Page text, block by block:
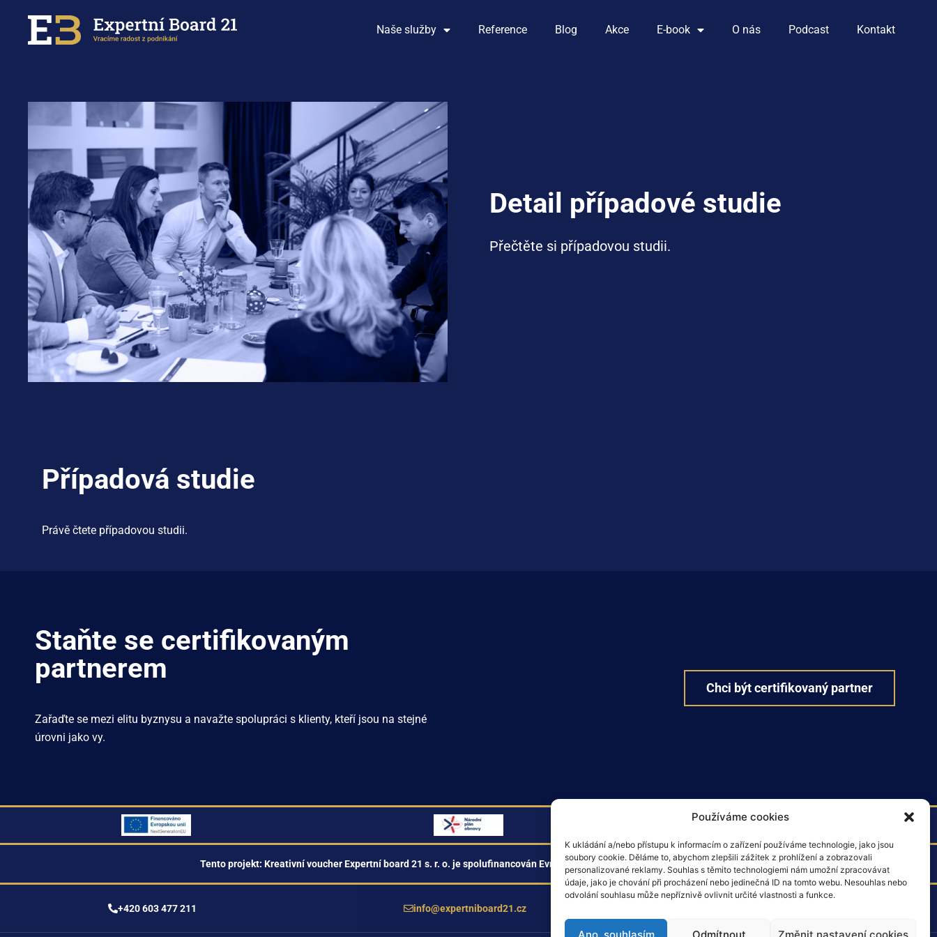
Používáme cookies
K ukládání a/nebo přístupu k informacím o zařízení používáme technologie, jako jsou
soubory cookie. Děláme to, abychom zlepšili zážitek z prohlížení a zobrazovali
personalizované reklamy. Souhlas s těmito technologiemi nám umožní zpracovávat
údaje, jako je chování při procházení nebo jedinečná ID na tomto webu. Nesouhlas nebo
odvolání souhlasu může nepříznivě ovlivnit určité vlastnosti a funkce.
Ano, souhlasím Odmítnout Změnit nastavení cookies
Naše služby Reference Blog Akce E-book O nás Podcast Kontakt
Detail případové studie
Přečtěte si případovou studii.
Případová studie
Právě čtete případovou studii.
Staňte se certifikovaným
partnerem
Zařaďte se mezi elitu byznysu a navažte spolupráci s klienty, kteří jsou na stejné
úrovni jako vy.
Chci být certifikovaný partner
Tento projekt: Kreativní voucher Expertní board 21 s. r. o. je spolufinancován Evropskou unií z fondu Next Generation EU.
+420 603 477 211 info@expertniboard21.cz